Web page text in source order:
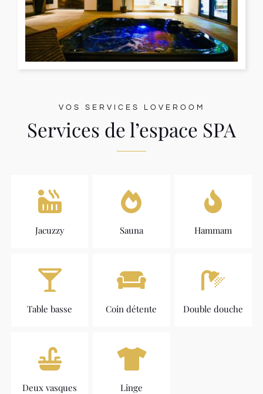
VOS SERVICES LOVEROOM
Services de l’espace SPA
Jacuzzy Sauna Hammam
Table basse Coin détente Double douche
Deux vasques Linge